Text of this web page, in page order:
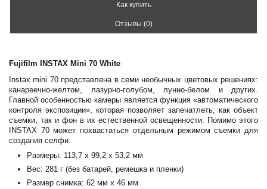
Как купить
Отзывы (0)
Fujifilm INSTAX Mini 70 White
Instax mini 70 представлена в семи необычных цветовых решениях:
канареечно-желтом, лазурно-голубом, лунно-белом и других.
Главной особенностью камеры является функция «автоматического
контроля экспозиции», которая позволяет запечатлеть, как объект
съемки, так и фон в их естественной освещенности. Помимо этого
INSTAX 70 может похвастаться отдельным режимом съемки для
создания cелфи.
Размеры: 113,7 х 99,2 х 53,2 мм
Вес: 281 г (без батарей, ремешка и пленки)
Размер снимка: 62 мм х 46 мм